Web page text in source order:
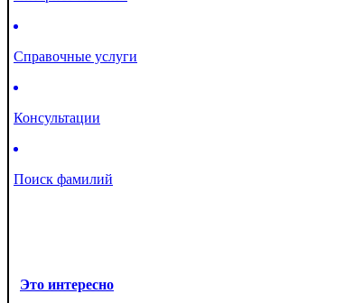
Справочные услуги
Консультации
Поиск фамилий
Это интересно